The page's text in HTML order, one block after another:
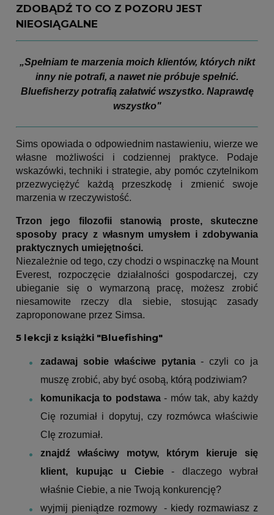
ZDOBĄDŹ TO CO Z POZORU JEST
NIEOSIĄGALNE
„Spełniam te marzenia moich klientów, których nikt
inny nie potrafi, a nawet nie próbuje spełnić.
Bluefisherzy potrafią załatwić wszystko. Naprawdę
wszystko"
Sims opowiada o odpowiednim nastawieniu, wierze we
własne możliwości i codziennej praktyce. Podaje
wskazówki, techniki i strategie, aby pomóc czytelnikom
przezwyciężyć każdą przeszkodę i zmienić swoje
marzenia w rzeczywistość.
Trzon jego filozofii stanowią proste, skuteczne
sposoby pracy z własnym umysłem i zdobywania
praktycznych umiejętności.
Niezależnie od tego, czy chodzi o wspinaczkę na Mount
Everest, rozpoczęcie działalności gospodarczej, czy
ubieganie się o wymarzoną pracę, możesz zrobić
niesamowite rzeczy dla siebie, stosując zasady
zaproponowane przez Simsa.
5 lekcji z książki "Bluefishing"
zadawaj sobie właściwe pytania- czyli co ja
muszę zrobić, aby być osobą, którą podziwiam?
komunikacja to podstawa- mów tak, aby każdy
Cię rozumiał i dopytuj, czy rozmówca właściwie
CIę zrozumiał.
znajdź właściwy motyw, którym kieruje się
klient, kupując u Ciebie- dlaczego wybrał
właśnie Ciebie, a nie Twoją konkurencję?
wyjmij pieniądze rozmowy - kiedy rozmawiasz z